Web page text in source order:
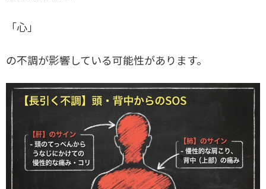
「心」
の不調が影響している可能性があります。